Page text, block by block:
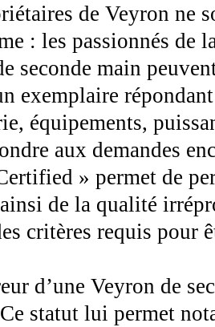
de Veyron ne
: les passionnés de
seconde main
exemplaire
équipements,
aux demandes
» permet de
ainsi de la qualité
critères requis pour
d’une Veyron de
statut lui permet